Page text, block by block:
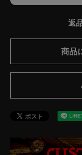
返
商品